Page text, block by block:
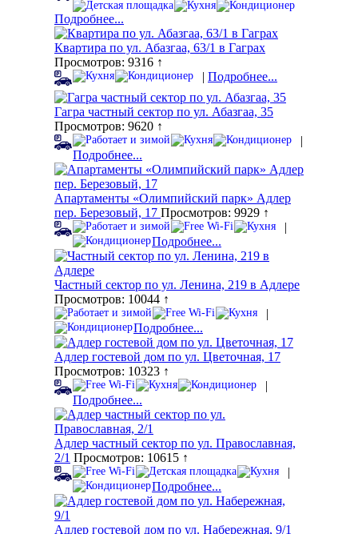
Подробнее...
Квартира по ул. Абазгаа, 63/1 в Гаграх
Просмотров: 9316 ↑
| Подробнее...
Гагра частный сектор по ул. Абазгаа, 35
Просмотров: 9620 ↑
|
Подробнее...
Апартаменты «Олимпийский парк» Адлер
пер. Березовый, 17 Просмотров: 9929 ↑
|
Подробнее...
Частный сектор по ул. Ленина, 219 в Адлере
Просмотров: 10044 ↑
|
Подробнее...
Адлер гостевой дом по ул. Цветочная, 17
Просмотров: 10323 ↑
|
Подробнее...
Адлер частный сектор по ул. Православная,
2/1 Просмотров: 10615 ↑
|
Подробнее...
Адлер гостевой дом по ул. Набережная, 9/1